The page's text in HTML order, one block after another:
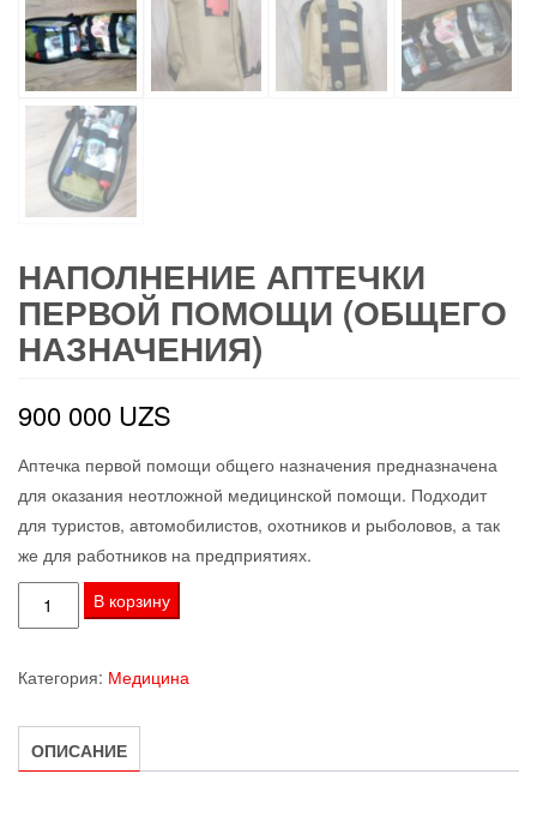
НАПОЛНЕНИЕ АПТЕЧКИ
ПЕРВОЙ ПОМОЩИ (ОБЩЕГО
НАЗНАЧЕНИЯ)
900 000 UZS
Аптечка первой помощи общего назначения предназначена
для оказания неотложной медицинской помощи. Подходит
для туристов, автомобилистов, охотников и рыболовов, а так
же для работников на предприятиях.
Количество
товара
аптечки
помощи
(общего
В корзину
Категория: Медицина
ОПИСАНИЕ